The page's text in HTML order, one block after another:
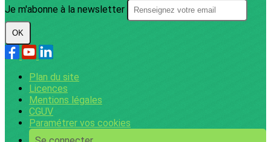
Je m'abonne à la newsletter
OK
Plan du site
Licences
Mentions légales
CGUV
Paramétrer vos cookies